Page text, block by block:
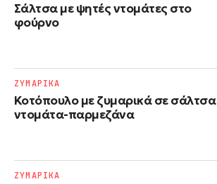
Σάλτσα με ψητές ντομάτες στο
φούρνο
Κοτόπουλο με ζυμαρικά σε σάλτσα
ντομάτα-παρμεζάνα
ΖΥΜΑΡΙΚΑ
ΖΥΜΑΡΙΚΑ